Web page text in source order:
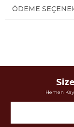
ÖDEME
Hemen